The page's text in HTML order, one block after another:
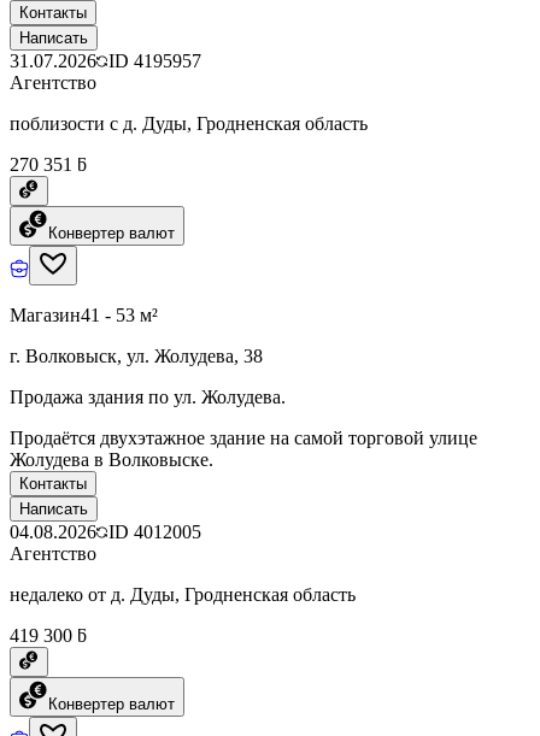
Контакты
Написать
31.07.2026 ID 4195957
Агентство
поблизости с д. Дуды, Гродненская область
270 351 ƃ
Конвертер валют
Магазин41 - 53 м²
г. Волковыск, ул. Жолудева, 38
Продажа здания по ул. Жолудева.
Продаётся двухэтажное здание на самой торговой улице
Жолудева в Волковыске.
Контакты
Написать
04.08.2026 ID 4012005
Агентство
недалеко от д. Дуды, Гродненская область
419 300 ƃ
Конвертер валют